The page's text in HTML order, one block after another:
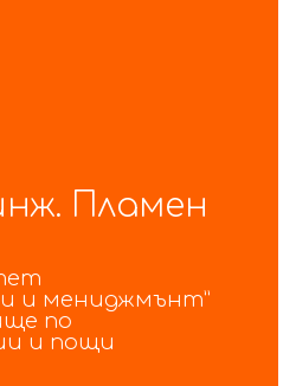
Пламен
и мениджмънт”
по
и пощи